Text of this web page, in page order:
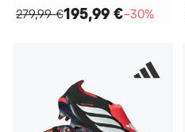
279,99 €195,99 €−30%